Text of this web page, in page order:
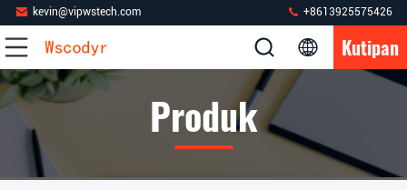
kevin@vipwstech.com +8613925575426
Kutipan
Produk